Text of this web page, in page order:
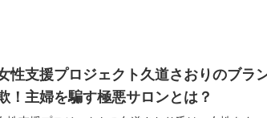
性支援プロジェクト久道さおりのブラ
！主婦を騙す極悪サロンとは？